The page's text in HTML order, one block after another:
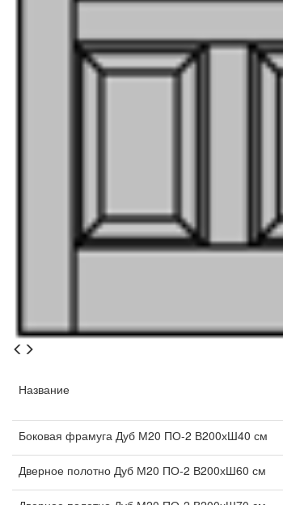
Название
Боковая фрамуга Дуб М20 ПО-2 В200хШ40 см
Дверное полотно Дуб М20 ПО-2 В200хШ60 см